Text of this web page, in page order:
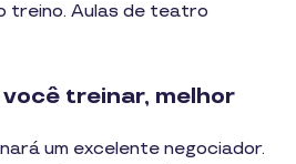
treino. Aulas de teatro
treinar, melhor
um excelente negociador.